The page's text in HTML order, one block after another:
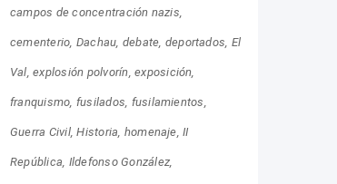
campos de concentración nazis
cementerio Dachau debate deportados El
Val explosión polvorín exposición
franquismo fusilados fusilamientos
Guerra Civil Historia homenaje II
República Ildefonso González